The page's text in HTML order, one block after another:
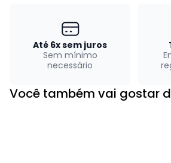
Até 6x sem juros
Sem mínimo
necessário
Você também vai gostar